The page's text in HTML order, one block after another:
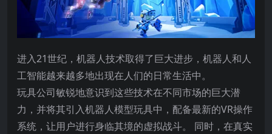
进入21世纪，机器人技术取得了巨大进步，机器人和人
工智能越来越多地出现在人们的日常生活中。
玩具公司敏锐地意识到这些技术在不同市场的巨大潜
力，并将其引入机器人模型玩具中，配备最新的VR操作
系统，让用户进行身临其境的虚拟战斗。 同时，在真实